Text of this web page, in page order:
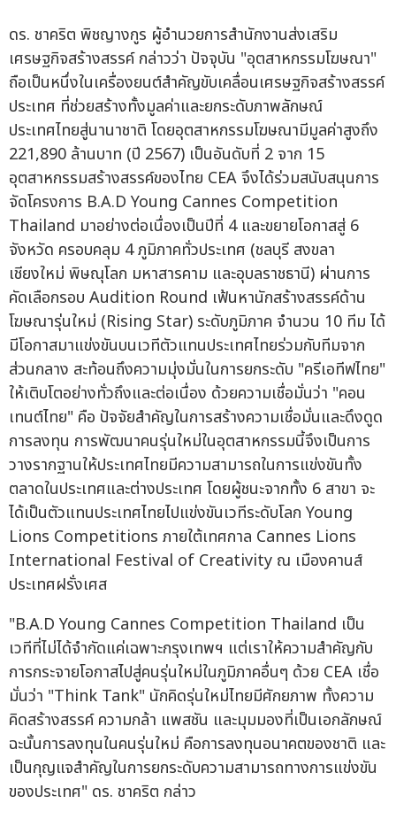
ดร. ชาคริต พิชญางกูร ผู้อำนวยการสำนักงานส่งเสริม
เศรษฐกิจสร้างสรรค์ กล่าวว่า ปัจจุบัน "อุตสาหกรรมโฆษณา"
ถือเป็นหนึ่งในเครื่องยนต์สำคัญขับเคลื่อนเศรษฐกิจสร้างสรรค์
ประเทศ ที่ช่วยสร้างทั้งมูลค่าและยกระดับภาพลักษณ์
ประเทศไทยสู่นานาชาติ โดยอุตสาหกรรมโฆษณามีมูลค่าสูงถึง
221,890 ล้านบาท (ปี 2567) เป็นอันดับที่ 2 จาก 15
อุตสาหกรรมสร้างสรรค์ของไทย CEA จึงได้ร่วมสนับสนุนการ
จัดโครงการ B.A.D Young Cannes Competition
Thailand มาอย่างต่อเนื่องเป็นปีที่ 4 และขยายโอกาสสู่ 6
จังหวัด ครอบคลุม 4 ภูมิภาคทั่วประเทศ (ชลบุรี สงขลา
เชียงใหม่ พิษณุโลก มหาสารคาม และอุบลราชธานี) ผ่านการ
คัดเลือกรอบ Audition Round เฟ้นหานักสร้างสรรค์ด้าน
โฆษณารุ่นใหม่ (Rising Star) ระดับภูมิภาค จำนวน 10 ทีม ได้
มีโอกาสมาแข่งขันบนเวทีตัวแทนประเทศไทยร่วมกับทีมจาก
ส่วนกลาง สะท้อนถึงความมุ่งมั่นในการยกระดับ "ครีเอทีฟไทย"
ให้เติบโตอย่างทั่วถึงและต่อเนื่อง ด้วยความเชื่อมั่นว่า "คอน
เทนต์ไทย" คือ ปัจจัยสำคัญในการสร้างความเชื่อมั่นและดึงดูด
การลงทุน การพัฒนาคนรุ่นใหม่ในอุตสาหกรรมนี้จึงเป็นการ
วางรากฐานให้ประเทศไทยมีความสามารถในการแข่งขันทั้ง
ตลาดในประเทศและต่างประเทศ โดยผู้ชนะจากทั้ง 6 สาขา จะ
ได้เป็นตัวแทนประเทศไทยไปแข่งขันเวทีระดับโลก Young
Lions Competitions ภายใต้เทศกาล Cannes Lions
International Festival of Creativity ณ เมืองคานส์
ประเทศฝรั่งเศส
"B.A.D Young Cannes Competition Thailand เป็น
เวทีที่ไม่ได้จำกัดแค่เฉพาะกรุงเทพฯ แต่เราให้ความสำคัญกับ
การกระจายโอกาสไปสู่คนรุ่นใหม่ในภูมิภาคอื่นๆ ด้วย CEA เชื่อ
มั่นว่า "Think Tank" นักคิดรุ่นใหม่ไทยมีศักยภาพ ทั้งความ
คิดสร้างสรรค์ ความกล้า แพสชัน และมุมมองที่เป็นเอกลักษณ์
ฉะนั้นการลงทุนในคนรุ่นใหม่ คือการลงทุนอนาคตของชาติ และ
เป็นกุญแจสำคัญในการยกระดับความสามารถทางการแข่งขัน
ของประเทศ" ดร. ชาคริต กล่าว